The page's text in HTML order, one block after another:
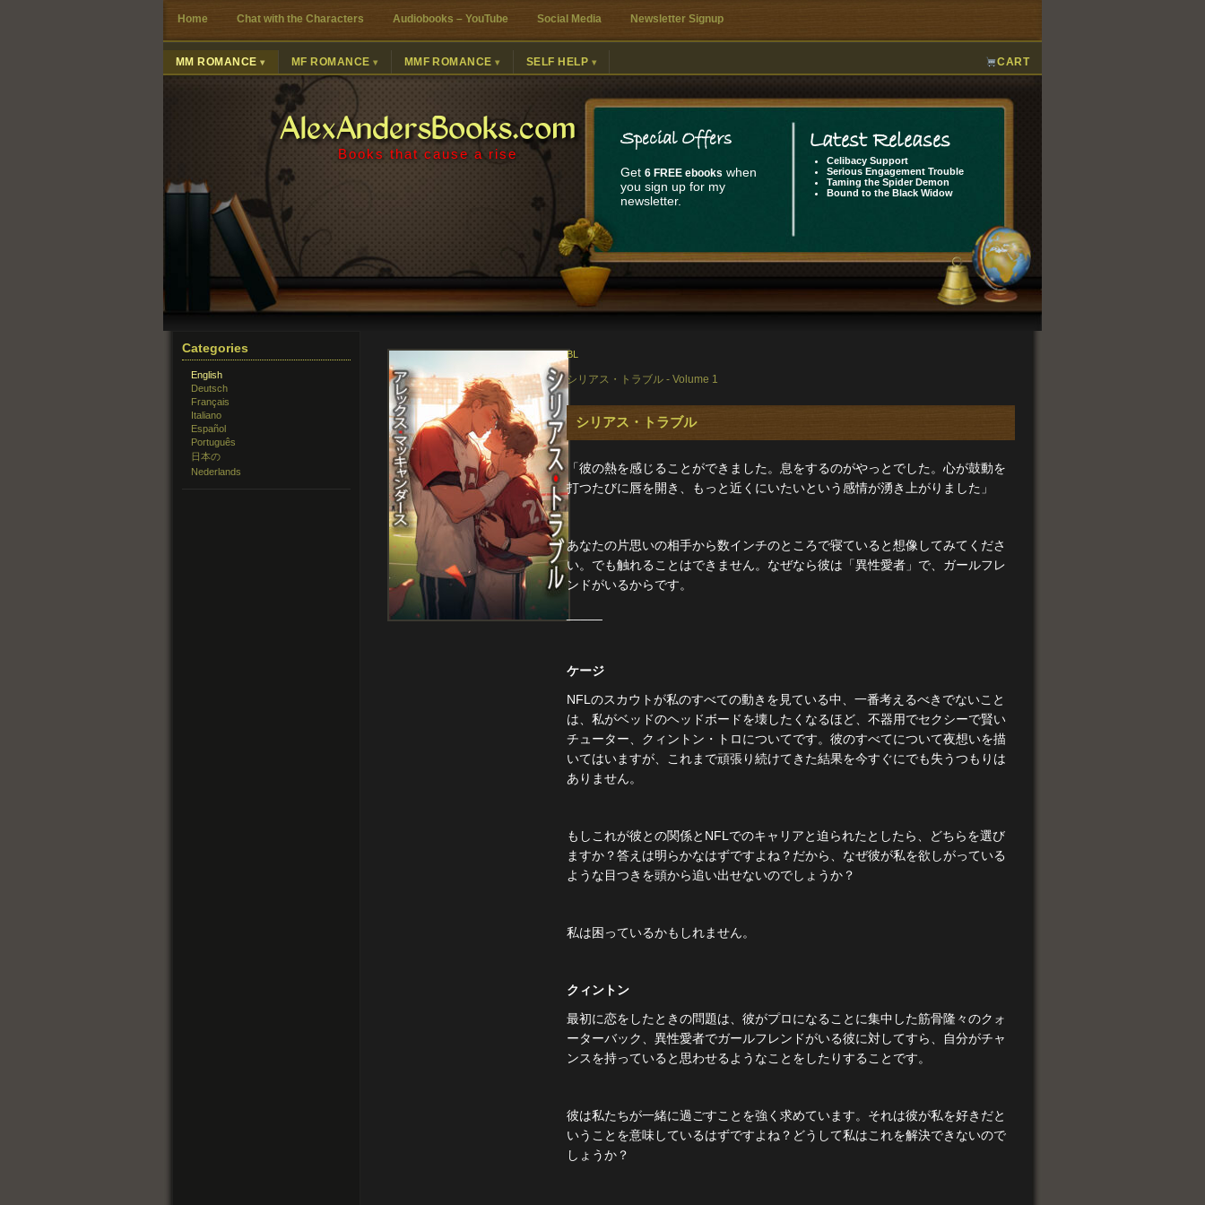
Home Chat with the Characters Audiobooks – YouTube Social Media Newsletter Signup
MM ROMANCE MF ROMANCE MMF ROMANCE SELF HELP CART
AlexAndersBooks.com
Books that cause a rise
Special Offers
Get 6 FREE ebooks when
you sign up for my
newsletter.
Latest Releases
Celibacy Support
Serious Engagement Trouble
Taming the Spider Demon
Bound to the Black Widow
Categories
English
Deutsch
Français
Italiano
Español
Português
日本の
Nederlands
BL
シリアス・トラブル - Volume 1
シリアス・トラブル
「彼の熱を感じることができました。息をするのがやっとでした。心が鼓動を
打つたびに唇を開き、もっと近くにいたいという感情が湧き上がりました」
あなたの片思いの相手から数インチのところで寝ていると想像してみてくださ
い。でも触れることはできません。なぜなら彼は「異性愛者」で、ガールフレ
ンドがいるからです。
_____
ケージ
NFLのスカウトが私のすべての動きを見ている中、一番考えるべきでないこと
は、私がベッドのヘッドボードを壊したくなるほど、不器用でセクシーで賢い
チューター、クィントン・トロについてです。彼のすべてについて夜想いを描
いてはいますが、これまで頑張り続けてきた結果を今すぐにでも失うつもりは
ありません。
もしこれが彼との関係とNFLでのキャリアと迫られたとしたら、どちらを選び
ますか？答えは明らかなはずですよね？だから、なぜ彼が私を欲しがっている
ような目つきを頭から追い出せないのでしょうか？
私は困っているかもしれません。
クィントン
最初に恋をしたときの問題は、彼がプロになることに集中した筋骨隆々のクォ
ーターバック、異性愛者でガールフレンドがいる彼に対してすら、自分がチャ
ンスを持っていると思わせるようなことをしたりすることです。
彼は私たちが一緒に過ごすことを強く求めています。それは彼が私を好きだと
いうことを意味しているはずですよね？どうして私はこれを解決できないので
しょうか？